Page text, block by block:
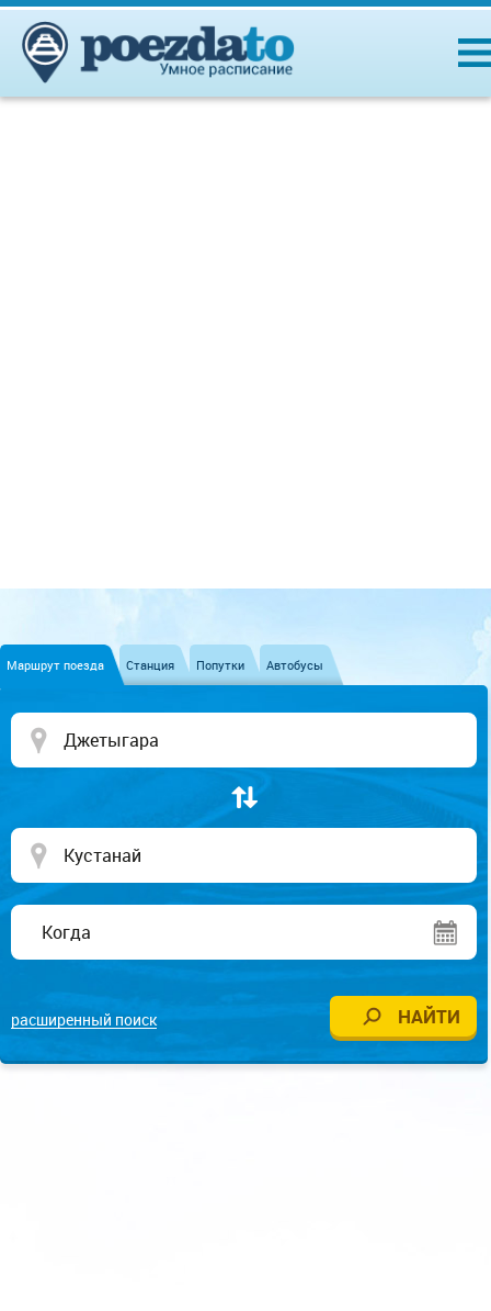
Маршрут поезда Станция Попутки Автобусы
расширенный поиск